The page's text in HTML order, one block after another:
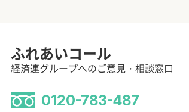
ふれあいコール
経済連グループへのご意見・相談窓口
0120-783-487